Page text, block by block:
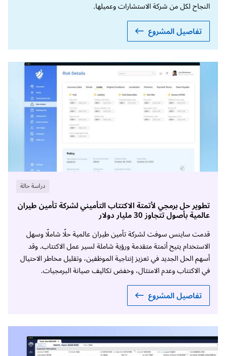
النجاح لكل من شركة الاستشارات وعميلها.
تفاصيل المشروع
دراسة حالة
تطوير حل برمجي لأتمتة الاكتتاب التأميني لشركة تأمين طيران
عالمية بأصول تتجاوز 30 مليار دولار
قدمت ساينس سوفت لشركة تأمين طيران عالمية حلًا شاملًا وسهل
الاستخدام يتيح أتمتة متقدمة ورؤية شاملة لسير عمل الاكتتاب. وقد
أسهم الحل الجديد في تعزيز إنتاجية الموظفين، وتقليل مخاطر الاحتيال
في الاكتتاب وعدم الامتثال، وخفض تكاليف صيانة البرمجيات.
تفاصيل المشروع